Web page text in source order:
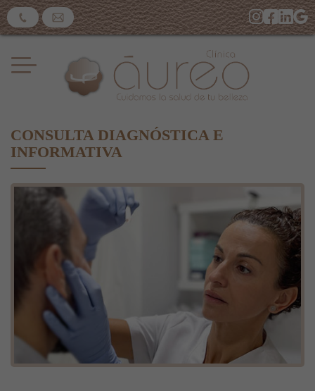
CONSULTA DIAGNÓSTICA E
INFORMATIVA